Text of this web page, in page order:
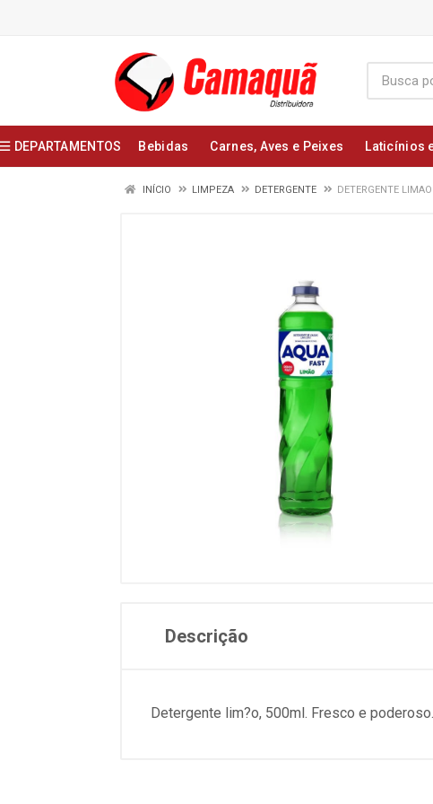
DEPARTAMENTOS Bebidas Carnes, Aves e Peixes Laticínios
INÍCIO LIMPEZA DETERGENTE DETERGENTE
Descrição
Detergente lim?o, 500ml. Fresco e poderoso.